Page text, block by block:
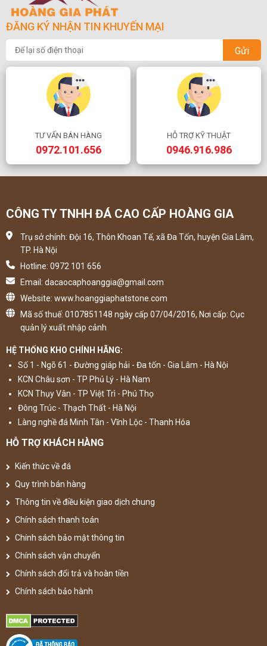
ĐĂNG KÝ NHẬN TIN KHUYẾN MẠI
Gửi
TƯ VẤN BÁN HÀNG
0972.101.656
HỖ TRỢ KỸ THUẬT
0946.916.986
CÔNG TY TNHH ĐÁ CAO CẤP HOÀNG GIA
Trụ sở chính: Đội 16, Thôn Khoan Tế, xã Đa Tốn, huyện Gia Lâm,
TP. Hà Nội
Hotline: 0972 101 656
Email: dacaocaphoanggia@gmail.com
Website: www.hoanggiaphatstone.com
Mã số thuế: 0107851148 ngày cấp 07/04/2016, Nơi cấp: Cục
quản lý xuất nhập cảnh
HỆ THỐNG KHO CHÍNH HÃNG:
Số 1 - Ngõ 61 - Đường giáp hải - Đa tốn - Gia Lâm - Hà Nội
KCN Châu sơn - TP Phủ Lý - Hà Nam
KCN Thụy Vân - TP Việt Trì - Phú Thọ
Đông Trúc - Thạch Thất - Hà Nội
Làng nghề đá Minh Tân - Vĩnh Lộc - Thanh Hóa
HỖ TRỢ KHÁCH HÀNG
Kiến thức về đá
Quy trình bán hàng
Thông tin về điều kiện giao dịch chung
Chính sách thanh toán
Chính sách bảo mật thông tin
Chính sách vận chuyển
Chính sách đổi trả và hoàn tiền
Chính sách bảo hành